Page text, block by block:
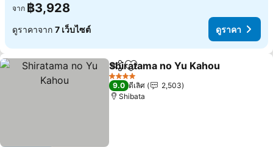
จาก ฿3,928
ดูราคาจาก 7 เว็บไซต์ ดูราคา
แชร์ เพิ่มในรายการโปรด
Shiratama no Yu Kahou
4 ดาว
9.0 ดีเลิศ
2,503
Shibata